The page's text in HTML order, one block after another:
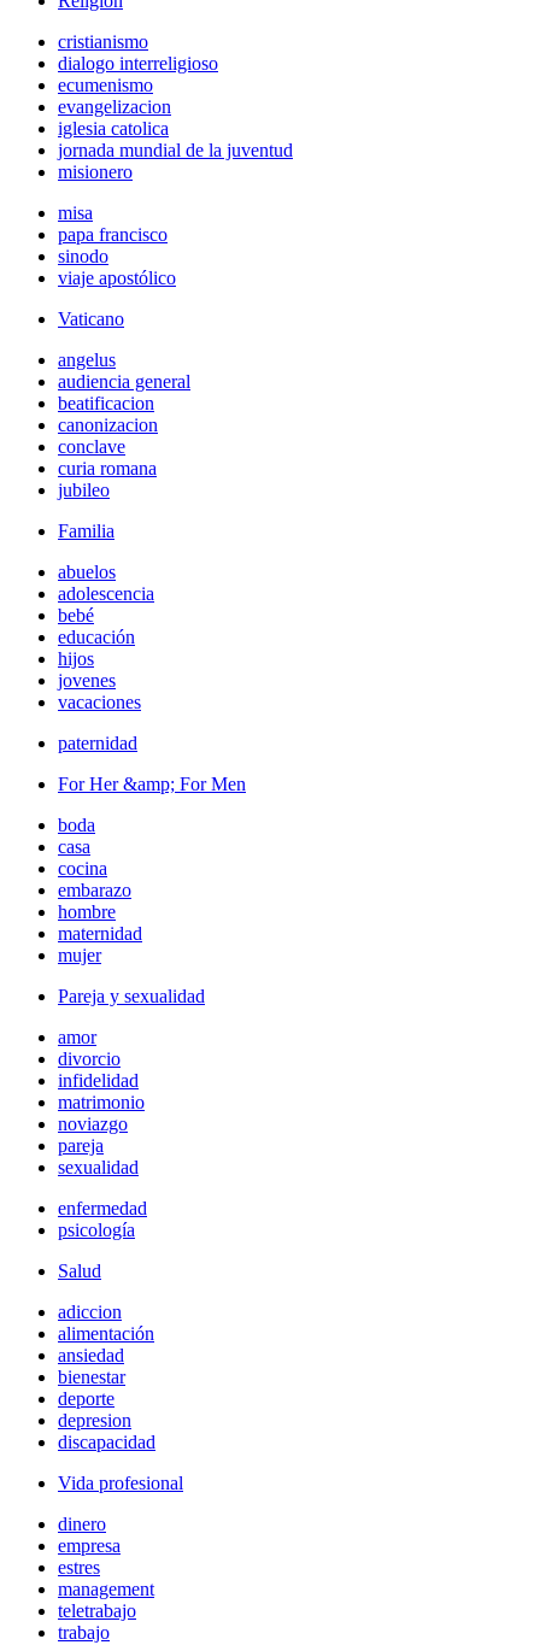
cristianismo
dialogo interreligioso
ecumenismo
evangelizacion
iglesia catolica
jornada mundial de la juventud
misionero
misa
papa francisco
sinodo
viaje apostólico
Vaticano
angelus
audiencia general
beatificacion
canonizacion
conclave
curia romana
jubileo
Familia
abuelos
adolescencia
bebé
educación
hijos
jovenes
vacaciones
paternidad
For Her &amp; For Men
boda
casa
cocina
embarazo
hombre
maternidad
mujer
Pareja y sexualidad
amor
divorcio
infidelidad
matrimonio
noviazgo
pareja
sexualidad
enfermedad
psicología
Salud
adiccion
alimentación
ansiedad
bienestar
deporte
depresion
discapacidad
Vida profesional
dinero
empresa
estres
management
teletrabajo
trabajo